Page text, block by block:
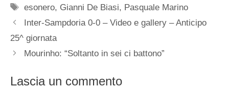
Tag
esonero, Gianni De Biasi, Pasquale Marino
Inter-Sampdoria 0-0 – Video e gallery – Anticipo
25^ giornata
Mourinho: “Soltanto in sei ci battono”
Lascia un commento